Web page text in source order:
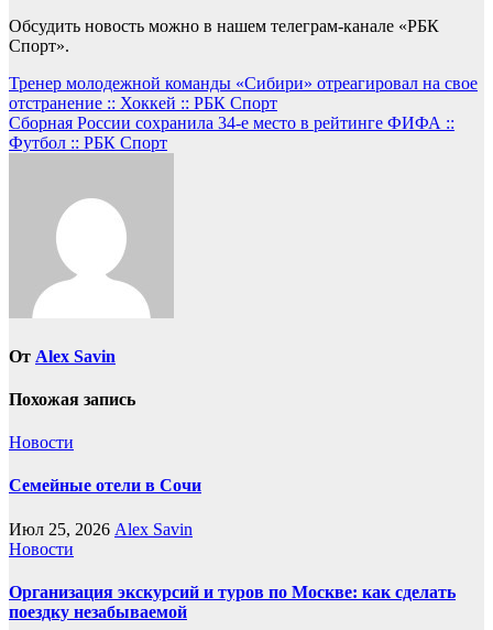
Обсудить новость можно в нашем телеграм-канале «РБК
Спорт».
Навигация
по
записям
Тренер молодежной команды «Сибири» отреагировал на свое
отстранение :: Хоккей :: РБК Спорт
Сборная России сохранила 34-е место в рейтинге ФИФА ::
Футбол :: РБК Спорт
От Alex Savin
Похожая запись
Новости
Семейные отели в Сочи
Июл 25, 2026 Alex Savin
Новости
Организация экскурсий и туров по Москве: как сделать
поездку незабываемой